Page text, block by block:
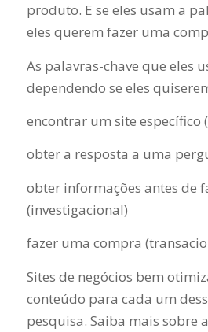
produto. E se eles usam a
eles querem fazer uma
As palavras-chave que eles
dependendo se eles
encontrar um site específico
obter a resposta a uma
obter informações antes de
(investigacional)
fazer uma compra
Sites de negócios bem
conteúdo para cada um
pesquisa. Saiba mais sobre